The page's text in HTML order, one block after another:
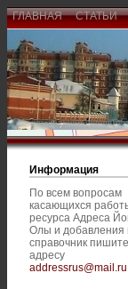
ГЛАВНАЯ СТАТЬИ
Информация
По всем вопросам
касающихся
ресурса Адреса
Олы и добавления
справочник
адресу
addressrus@mail.ru